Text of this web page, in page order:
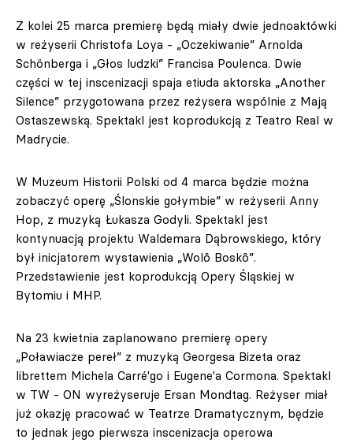
Z kolei 25 marca premierę będą miały dwie jednoaktówki
w reżyserii Christofa Loya - „Oczekiwanie” Arnolda
Schönberga i „Głos ludzki” Francisa Poulenca. Dwie
części w tej inscenizacji spaja etiuda aktorska „Another
Silence” przygotowana przez reżysera wspólnie z Mają
Ostaszewską. Spektakl jest koprodukcją z Teatro Real w
Madrycie.
W Muzeum Historii Polski od 4 marca będzie można
zobaczyć operę „Ślonskie gołymbie” w reżyserii Anny
Hop, z muzyką Łukasza Godyli. Spektakl jest
kontynuacją projektu Waldemara Dąbrowskiego, który
był inicjatorem wystawienia „Wolô Boskô”.
Przedstawienie jest koprodukcją Opery Śląskiej w
Bytomiu i MHP.
Na 23 kwietnia zaplanowano premierę opery
„Poławiacze pereł” z muzyką Georgesa Bizeta oraz
librettem Michela Carré'go i Eugene'a Cormona. Spektakl
w TW - ON wyreżyseruje Ersan Mondtag. Reżyser miał
już okazję pracować w Teatrze Dramatycznym, będzie
to jednak jego pierwsza inscenizacja operowa